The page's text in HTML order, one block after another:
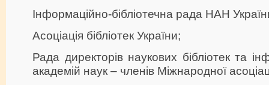
Інформаційно-бібліотечна рада НАН
Асоціація бібліотек України;
Рада директорів наукових бібліотек та
академій наук – членів Міжнародної